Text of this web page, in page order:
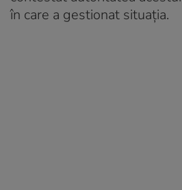
în care a gestionat situația.